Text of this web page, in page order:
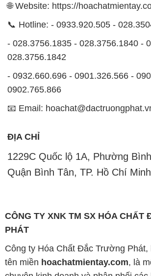
🌐 Website: https://
📞 Hotline: - 0933.920.505 -
- 028.3756.1835 - 028.3756.1840 -
028.3756.1842
- 0932.660.696 - 0901.326.566 -
0902.765.866
📧 Email:
ĐỊA CHỈ
1229C Quốc lộ 1A, Phường
Quận Bình Tân, TP. Hồ Chí Minh
CÔNG TY XNK TM SX HÓA CHẤT
PHÁT
Công ty Hóa Chất Đắc Trường
tên miền hoachatmientay.com, là